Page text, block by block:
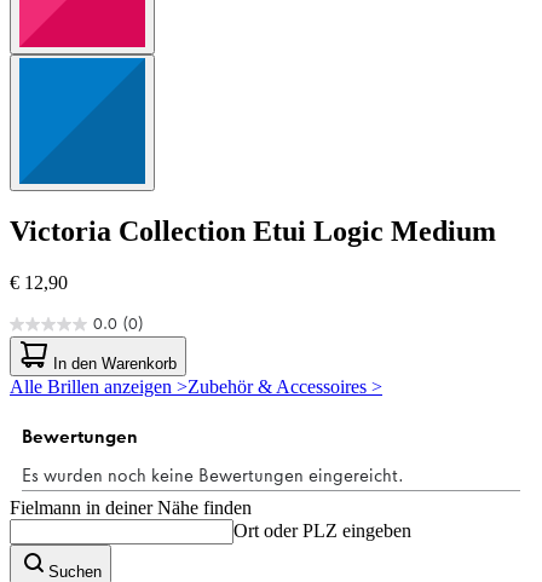
Victoria Collection Etui Logic Medium
€ 12,90
0.0 (0)
0.0
von
5
Sternen.
In den Warenkorb
Alle Brillen anzeigen >Zubehör & Accessoires >
Fielmann in deiner Nähe finden
Ort oder PLZ eingeben
Suchen